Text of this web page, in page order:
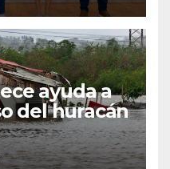
ayuda a
del huracán